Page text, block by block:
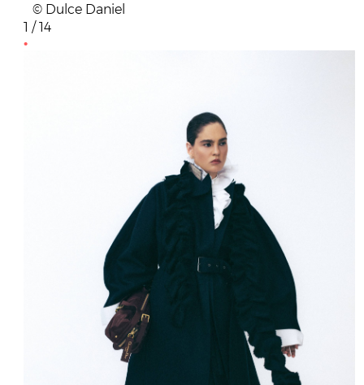
© Dulce Daniel
1 / 14